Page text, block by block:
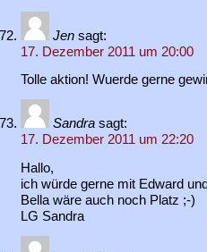
Jen sagt:
17. Dezember 2011 um 20:00
Tolle aktion! Wuerde gerne
Sandra sagt:
17. Dezember 2011 um 22:20
Hallo,
ich würde gerne mit Edward
Bella wäre auch noch Platz ;-)
LG Sandra